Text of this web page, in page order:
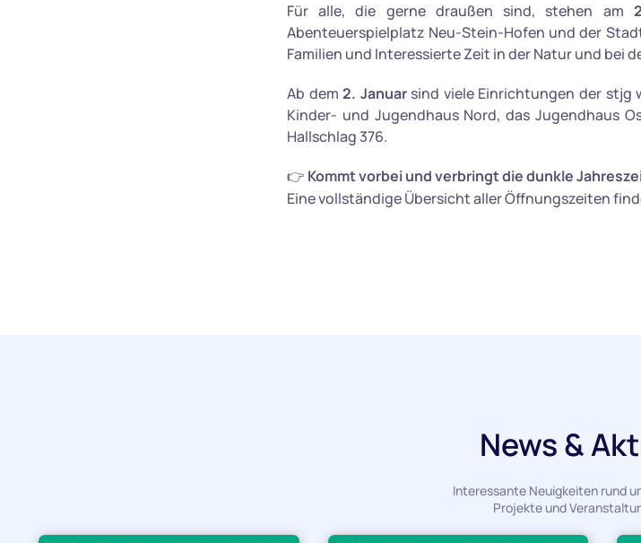
Für alle, die gerne draußen sind, stehen am
Abenteuerspielplatz Neu-Stein-Hofen und der
Familien und Interessierte Zeit in der Natur und bei
Ab dem2. Januarsind viele Einrichtungen der stjg
Kinder- und Jugendhaus Nord, das Jugendhaus
Hallschlag 376.
👉 Kommt vorbei und verbringt die dunkle
Eine vollständige Übersicht aller Öffnungszeiten
News &
Interessante Neuigkeiten rund
Projekte und